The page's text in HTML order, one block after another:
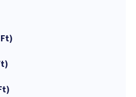
Ft)
)
)